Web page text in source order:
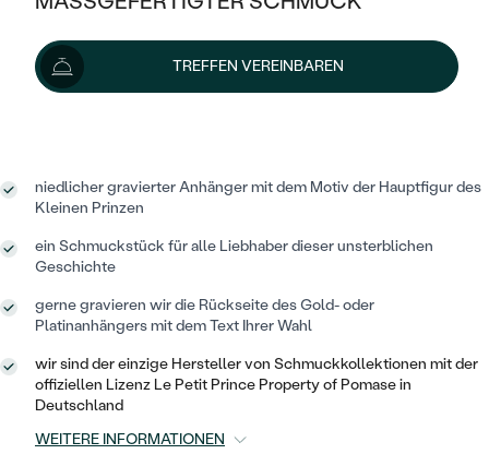
KLASSISCH
MEMOIRE
V-FORM
AUSSERGEWÖHNLICHE
GEHÄMMERTE
VON HAND GRAVIERTE
MIT MEHREREN DIAMANTEN
HALO
VINTAGE
IM SET
AUSSERGEWÖHNLICH
GESTALTE EINEN RING
WÄHLE EINEN RING
AUSVERKAUF
WENN SCHMUCK HILFT
OHRRINGE
RINGE
ANHÄNGER / KETTEN
ARMBÄNDER
PLATIN
OHRSTECKER
CREOLEN
MINIMALISTISCHE
SOLITÄR
HERZ
GOLD
SILBER
NACH STYL
SOLITÄR
ZUR GEBURT EINES KINDES
PERSONALISIERT
MIT STERNZEICHEN
AUSVERKAUF
SILBER
PLATIN
NACH STYL
MEMOIRE
MINIMALISTISCHE
TREFFEN VEREINBAREN
Lieferoptionen
niedlicher gravierter Anhänger mit dem Motiv der Hauptfigur des
Kleinen Prinzen
ein Schmuckstück für alle Liebhaber dieser unsterblichen
Geschichte
gerne gravieren wir die Rückseite des Gold- oder
Platinanhängers mit dem Text Ihrer Wahl
wir sind der einzige Hersteller von Schmuckkollektionen mit der
offiziellen Lizenz Le Petit Prince Property of Pomase in
Deutschland
WEITERE INFORMATIONEN